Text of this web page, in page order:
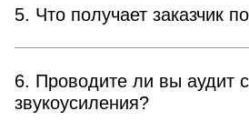
5. Что получает заказчик
6. Проводите ли вы аудит
звукоусиления?